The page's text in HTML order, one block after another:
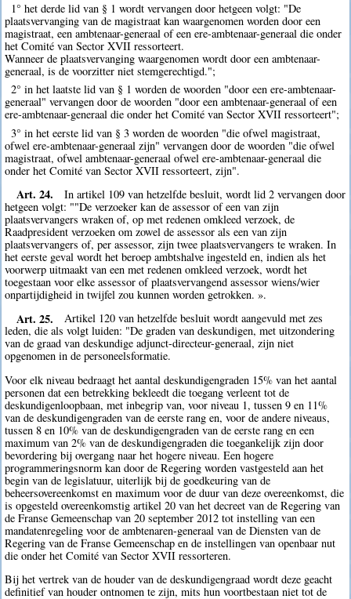
1° het derde lid van § 1 wordt vervangen door hetgeen volgt: "De
plaatsvervanging van de magistraat kan waargenomen worden door een
magistraat, een ambtenaar-generaal of een ere-ambtenaar-generaal die onder
het Comité van Sector XVII ressorteert.
Wanneer de plaatsvervanging waargenomen wordt door een ambtenaar-
generaal, is de voorzitter niet stemgerechtigd.";
2° in het laatste lid van § 1 worden de woorden "door een ere-ambtenaar-
generaal" vervangen door de woorden "door een ambtenaar-generaal of een
ere-ambtenaar-generaal die onder het Comité van Sector XVII ressorteert";
3° in het eerste lid van § 3 worden de woorden "die ofwel magistraat,
ofwel ere-ambtenaar-generaal zijn" vervangen door de woorden "die ofwel
magistraat, ofwel ambtenaar-generaal ofwel ere-ambtenaar-generaal die
onder het Comité van Sector XVII ressorteert, zijn".
Art. 24.
In artikel 109 van hetzelfde besluit, wordt lid 2 vervangen door
hetgeen volgt: ""De verzoeker kan de assessor of een van zijn
plaatsvervangers wraken of, op met redenen omkleed verzoek, de
Raadpresident verzoeken om zowel de assessor als een van zijn
plaatsvervangers of, per assessor, zijn twee plaatsvervangers te wraken. In
het eerste geval wordt het beroep ambtshalve ingesteld en, indien als het
voorwerp uitmaakt van een met redenen omkleed verzoek, wordt het
toegestaan voor elke assessor of plaatsvervangend assessor wiens/wier
onpartijdigheid in twijfel zou kunnen worden getrokken. ».
Art. 25.
Artikel 120 van hetzelfde besluit wordt aangevuld met zes
leden, die als volgt luiden: "De graden van deskundigen, met uitzondering
van de graad van deskundige adjunct-directeur-generaal, zijn niet
opgenomen in de personeelsformatie.
Voor elk niveau bedraagt het aantal deskundigengraden 15% van het aantal
personen dat een betrekking bekleedt die toegang verleent tot de
deskundigenloopbaan, met inbegrip van, voor niveau 1, tussen 9 en 11%
van de deskundigengraden van de eerste rang en, voor de andere niveaus,
tussen 8 en 10% van de deskundigengraden van de eerste rang en een
maximum van 2% van de deskundigengraden die toegankelijk zijn door
bevordering bij overgang naar het hogere niveau. Een hogere
programmeringsnorm kan door de Regering worden vastgesteld aan het
begin van de legislatuur, uiterlijk bij de goedkeuring van de
beheersovereenkomst en maximum voor de duur van deze overeenkomst, die
is opgesteld overeenkomstig artikel 20 van het decreet van de Regering van
de Franse Gemeenschap van 20 september 2012 tot instelling van een
mandatenregeling voor de ambtenaren-generaal van de Diensten van de
Regering van de Franse Gemeenschap en de instellingen van openbaar nut
die onder het Comité van Sector XVII ressorteren.
Bij het vertrek van de houder van de deskundigengraad wordt deze geacht
definitief van houder ontnomen te zijn, mits hun voortbestaan niet tot de